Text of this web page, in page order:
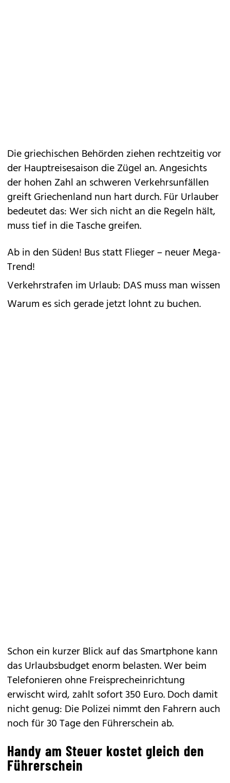
Die griechischen Behörden ziehen rechtzeitig vor
der Hauptreisesaison die Zügel an. Angesichts
der hohen Zahl an schweren Verkehrsunfällen
greift Griechenland nun hart durch. Für Urlauber
bedeutet das: Wer sich nicht an die Regeln hält,
muss tief in die Tasche greifen.
Ab in den Süden! Bus statt Flieger – neuer Mega-
Trend!
Verkehrstrafen im Urlaub: DAS muss man wissen
Warum es sich gerade jetzt lohnt zu buchen.
Schon ein kurzer Blick auf das Smartphone kann
das Urlaubsbudget enorm belasten. Wer beim
Telefonieren ohne Freisprecheinrichtung
erwischt wird, zahlt sofort 350 Euro. Doch damit
nicht genug: Die Polizei nimmt den Fahrern auch
noch für 30 Tage den Führerschein ab.
Handy am Steuer kostet gleich den
Führerschein